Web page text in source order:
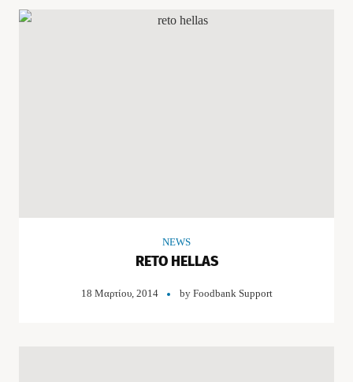
NEWS
RETO HELLAS
18 Μαρτίου, 2014 by Foodbank Support